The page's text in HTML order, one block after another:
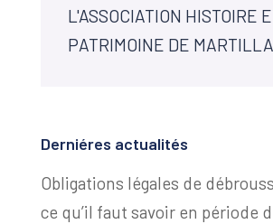
L'ASSOCIATION HISTOIRE
PATRIMOINE DE
Derniéres actualités
Obligations légales de
ce qu’il faut savoir en période